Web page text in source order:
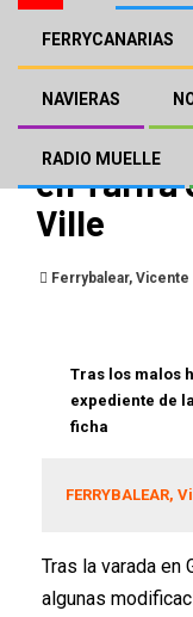
FERRYCANARIAS
NAVIERAS
RADIO MUELLE
Pruebas
“Jaume
en Tarifa
Ville
Ferrybalear, Vicente
Tras los malos
expediente de
ficha
FERRYBALEAR,
Tras la varada en
algunas